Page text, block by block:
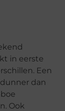
in eerste
Een
dan
Ook